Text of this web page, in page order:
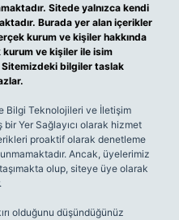
Sitede yalnızca kendi
Burada yer alan içerikler
kurum ve kişiler hakkında
kurum ve kişiler ile isim
bilgiler taslak
Bilgi Teknolojileri ve İletişim
bir Yer Sağlayıcı olarak hizmet
proaktif olarak denetleme
Ancak, üyelerimiz
olup, siteye üye olarak
olduğunu düşündüğünüz